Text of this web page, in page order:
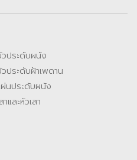
ประดับผนัง
ประดับฝ้าเพดาน
นประดับผนัง
าและหัวเสา